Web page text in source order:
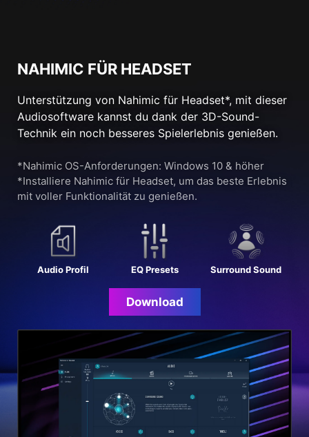
NAHIMIC FÜR HEADSET
Unterstützung von Nahimic für Headset*, mit dieser
Audiosoftware kannst du dank der 3D-Sound-
Technik ein noch besseres Spielerlebnis genießen.
*Nahimic OS-Anforderungen: Windows 10 & höher
*Installiere Nahimic für Headset, um das beste Erlebnis
mit voller Funktionalität zu genießen.
Audio Profil EQ Presets Surround Sound
Download